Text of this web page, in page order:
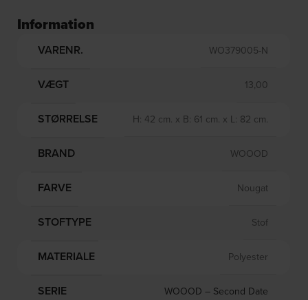
Information
VARENR. WO379005-N
VÆGT 13,00
STØRRELSE H: 42 cm. x B: 61 cm. x L: 82 cm.
BRAND WOOOD
FARVE Nougat
STOFTYPE Stof
MATERIALE Polyester
SERIE WOOOD – Second Date